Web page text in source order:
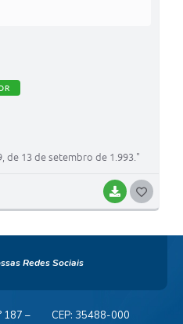
BAIXAR
de 13 de setembro de 1.993."
Redes Sociais
187 –
CEP: 35488-000